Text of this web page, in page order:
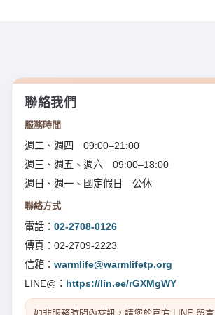
聯絡我們
服務時間
週二、週四 09:00–21:00
週三、週五、週六 09:00–18:00
週日、週一、國定假日 公休
聯絡方式
電話： 02-2708-0126
傳真：02-2709-2223
信箱： warmlife@warmlifetp.org
LINE@： https://lin.ee/rGXMgWY